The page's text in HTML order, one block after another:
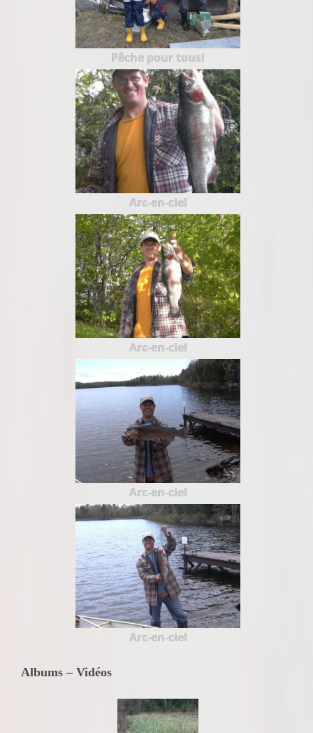
Pêche pour tous!
Arc-en-ciel
Arc-en-ciel
Arc-en-ciel
Arc-en-ciel
Albums – Vidéos